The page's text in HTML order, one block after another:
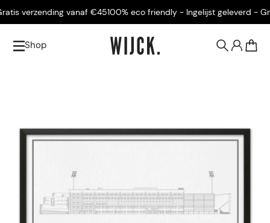
verzending vanaf €45100% eco friendly - Ingelijst geleverd -
Shop